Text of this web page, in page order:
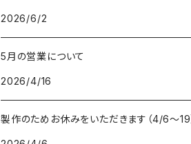
2026/6/2
5月の営業について
2026/4/16
製作のためお休みをいただきます（4/6〜19